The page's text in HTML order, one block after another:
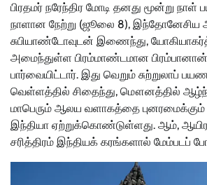
பிரதமர் நரேந்திர மோடி தனது மூன்று
நாளான நேற்று (ஜூலை 8), இந்தோனேசிய
சுபியாண்டோவுடன் இணைந்து,
அமைந்துள்ள பிரம்மாண்டமான
பார்வையிட்டார். இது வெறும் சுற்றுலாப்
வெள்ளத்தில் சிதைந்து, மௌனத்தில்
மாபெரும் ஆலய வளாகத்தை புனரமைக்கும்
இந்தியா ஏற்றுக்கொண்டுள்ளது. ஆம்,
சரித்திரம் இந்தியக் கரங்களால் மேம்படப்